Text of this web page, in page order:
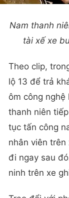
Nam thanh
tài xế xe
Theo clip,
lộ 13 để trả
ôm công nghệ
thanh niên
tục tấn công
nhân viên
đi ngay sau
ninh trên xe